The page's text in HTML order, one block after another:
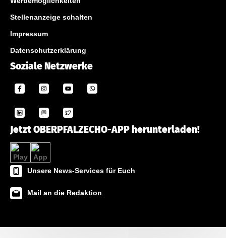
Stellenanzeige schalten
Impressum
Datenschutzerklärung
Soziale Netzwerke
Jetzt OBERPFALZECHO-APP herunterladen!
Unsere News-Services für Euch
Mail an die Redaktion